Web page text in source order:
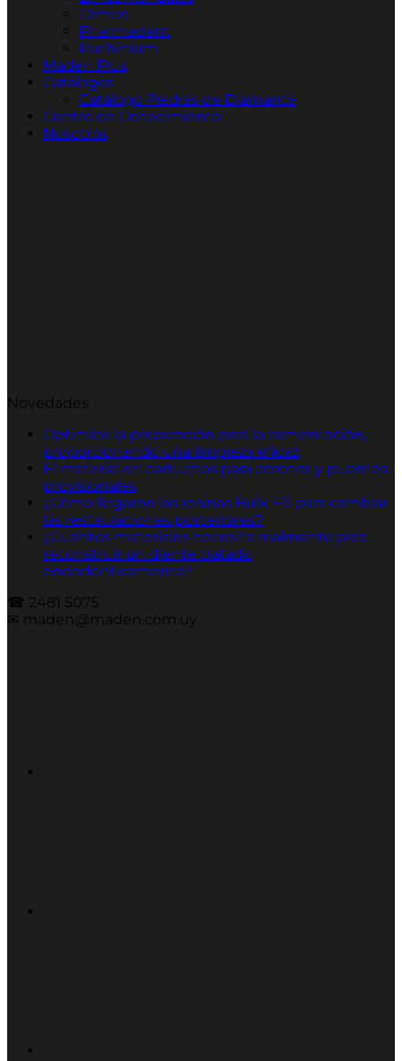
Ormco
Pharmadent
Ruthinium
Maden Plus
Catálogos
Catálogo Piedras de Diamante
Centro de Conocimiento
Nosotros
Novedades
Optimice la preparación para la cementación,
proporcionando una limpieza eficaz
El material en cartuchos para coronas y puentes
provisionales
¿Cómo llegaron las resinas Bulk Fill para cambiar
las restauraciones posteriores?
¿Cuántos materiales necesita realmente para
reconstruir un diente tratado
endodónticamente?
☎︎ 2481 5075
✉︎ maden@maden.com.uy